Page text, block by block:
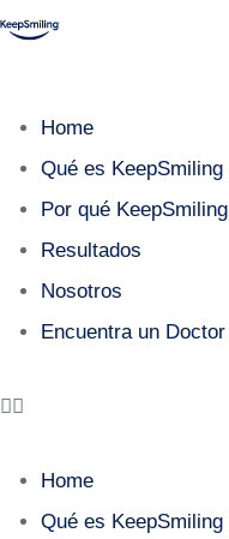
Home
Qué es KeepSmiling
Por qué KeepSmiling
Resultados
Nosotros
Encuentra un Doctor
Home
Qué es KeepSmiling